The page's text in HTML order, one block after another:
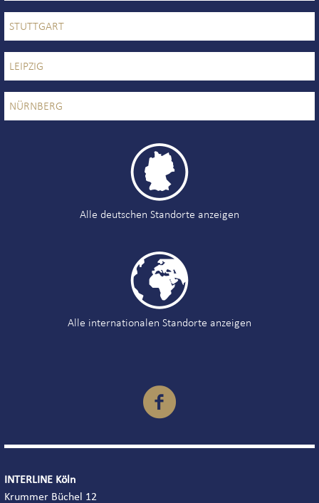
STUTTGART
LEIPZIG
NÜRNBERG

Alle deutschen Standorte anzeigen

Alle internationalen Standorte anzeigen

INTERLINE Köln
Krummer Büchel 12